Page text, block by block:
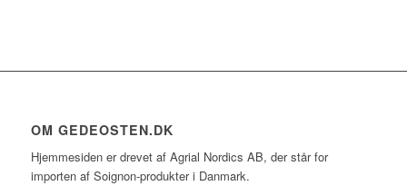
OM GEDEOSTEN.DK
Hjemmesiden er drevet af Agrial Nordics AB, der står for
importen af Soignon-produkter i Danmark.